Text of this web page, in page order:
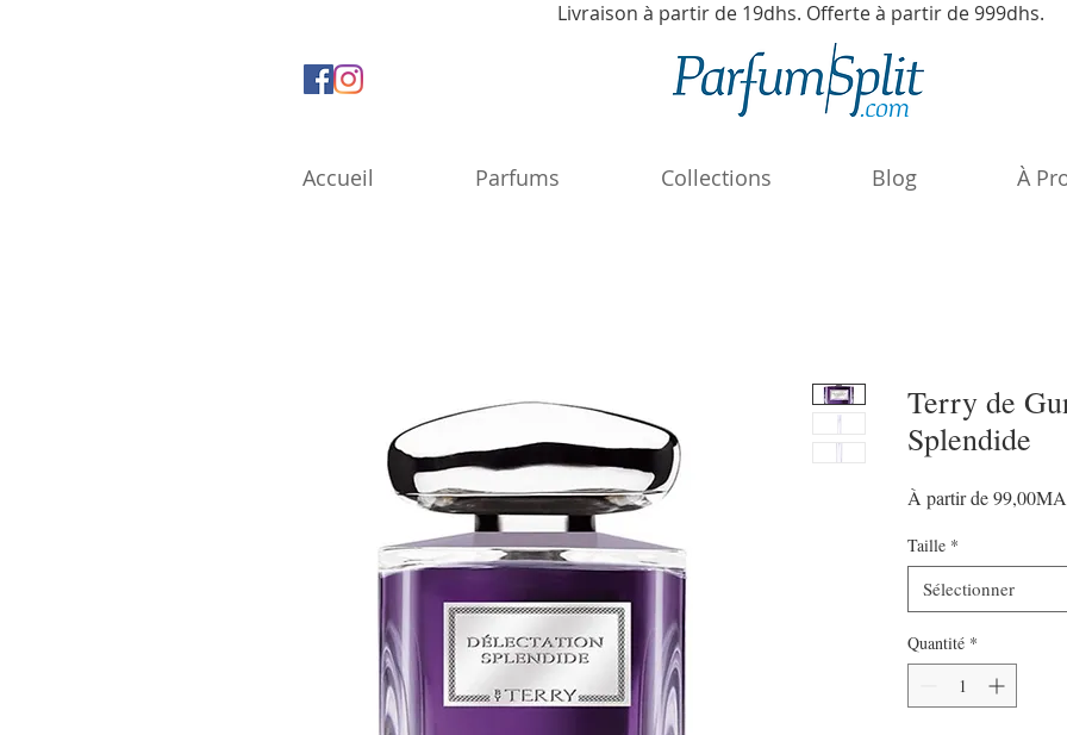
Livraison à partir de 19dhs. Offerte à partir de 999dhs.
Accueil Parfums Collections Blog À
Terry de
Splendide
À partir de
Taille *
Sélectionner
Quantité *